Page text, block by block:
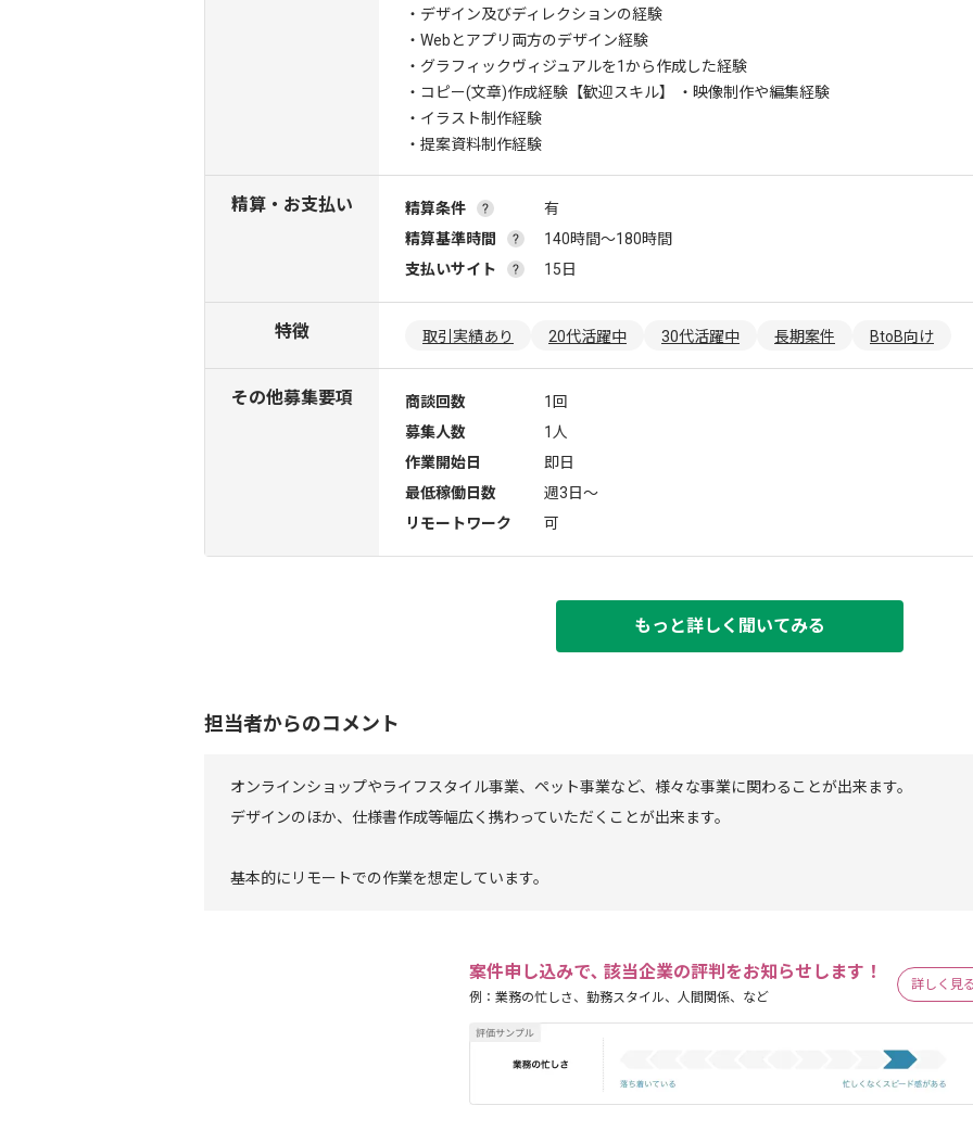
・デザイン及びディレクションの経験
・Webとアプリ両方のデザイン経験
・グラフィックヴィジュアルを1から作成した経験
・コピー(文章)作成経験 【歓迎スキル】 ・映像制作や編集経験
・イラスト制作経験
・提案資料制作経験
精算・お支払い 精算条件
有
精算基準時間
140時間〜180時間
支払いサイト
15日
特徴 取引実績あり 20代活躍中 30代活躍中 長期案件 BtoB向け
その他募集要項 商談回数
1回
募集人数
1人
作業開始日
即日
最低稼働日数
週3日〜
リモートワーク
可
もっと詳しく聞いてみる
担当者からのコメント
オンラインショップやライフスタイル事業、ペット事業など、様々な事業に関わることが出来ます。
デザインのほか、仕様書作成等幅広く携わっていただくことが出来ます。
基本的にリモートでの作業を想定しています。
案件申し込みで､ 該当企業の評判をお知らせします！
例：業務の忙しさ、勤務スタイル、人間関係、など
詳しく見